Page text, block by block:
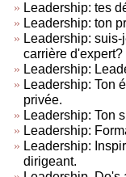
Leadership: tes
Leadership: ton
Leadership:
carrière d'expert?
Leadership:
Leadership: Ton
privée.
Leadership: Ton
Leadership:
Leadership:
dirigeant.